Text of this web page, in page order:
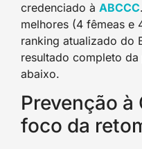
credenciado à ABCCC
melhores (4 fêmeas e
ranking atualizado do
resultado completo
abaixo.
Prevenção
foco da